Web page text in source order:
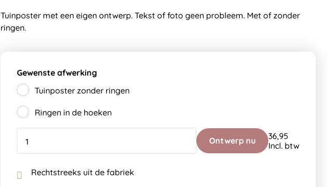
Tuinposter met een eigen ontwerp. Tekst of foto geen probleem. Met of zonder
ringen.
Gewenste afwerking
Tuinposter zonder ringen
Ringen in de hoeken
Ontwerp nu
36,95
Incl. btw
Rechtstreeks uit de fabriek